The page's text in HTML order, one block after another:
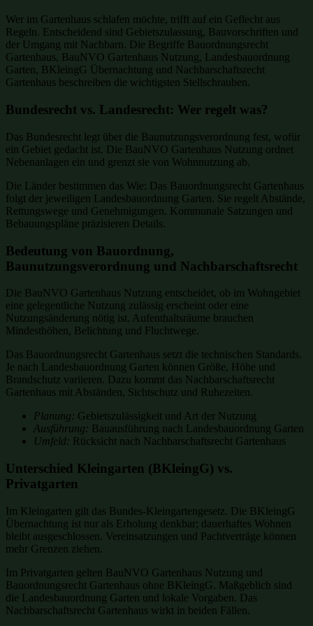
Wer im Gartenhaus schlafen möchte, trifft auf ein Geflecht aus
Regeln. Entscheidend sind Gebietszulassung, Bauvorschriften und
der Umgang mit Nachbarn. Die Begriffe Bauordnungsrecht
Gartenhaus, BauNVO Gartenhaus Nutzung, Landesbauordnung
Garten, BKleingG Übernachtung und Nachbarschaftsrecht
Gartenhaus beschreiben die wichtigsten Stellschrauben.
Bundesrecht vs. Landesrecht: Wer regelt was?
Das Bundesrecht legt über die Baunutzungsverordnung fest, wofür
ein Gebiet gedacht ist. Die BauNVO Gartenhaus Nutzung ordnet
Nebenanlagen ein und grenzt sie von Wohnnutzung ab.
Die Länder bestimmen das Wie: Das Bauordnungsrecht Gartenhaus
folgt der jeweiligen Landesbauordnung Garten. Sie regelt Abstände,
Rettungswege und Genehmigungen. Kommunale Satzungen und
Bebauungspläne präzisieren Details.
Bedeutung von Bauordnung,
Baunutzungsverordnung und Nachbarschaftsrecht
Die BauNVO Gartenhaus Nutzung entscheidet, ob im Wohngebiet
eine gelegentliche Nutzung zulässig erscheint oder eine
Nutzungsänderung nötig ist. Aufenthaltsräume brauchen
Mindesthöhen, Belichtung und Fluchtwege.
Das Bauordnungsrecht Gartenhaus setzt die technischen Standards.
Je nach Landesbauordnung Garten können Größe, Höhe und
Brandschutz variieren. Dazu kommt das Nachbarschaftsrecht
Gartenhaus mit Abständen, Sichtschutz und Ruhezeiten.
Planung: Gebietszulässigkeit und Art der Nutzung
Ausführung: Bauausführung nach Landesbauordnung Garten
Umfeld: Rücksicht nach Nachbarschaftsrecht Gartenhaus
Unterschied Kleingarten (BKleingG) vs.
Privatgarten
Im Kleingarten gilt das Bundes-Kleingartengesetz. Die BKleingG
Übernachtung ist nur als Erholung denkbar; dauerhaftes Wohnen
bleibt ausgeschlossen. Vereinsatzungen und Pachtverträge können
mehr Grenzen ziehen.
Im Privatgarten gelten BauNVO Gartenhaus Nutzung und
Bauordnungsrecht Gartenhaus ohne BKleingG. Maßgeblich sind
die Landesbauordnung Garten und lokale Vorgaben. Das
Nachbarschaftsrecht Gartenhaus wirkt in beiden Fällen.